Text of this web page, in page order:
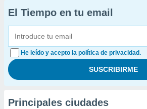
El Tiempo en tu email
He leído y acepto la política de privacidad.
Principales ciudades